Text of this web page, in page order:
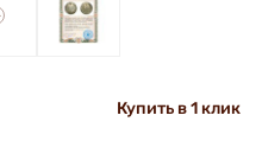
Купить в 1 клик